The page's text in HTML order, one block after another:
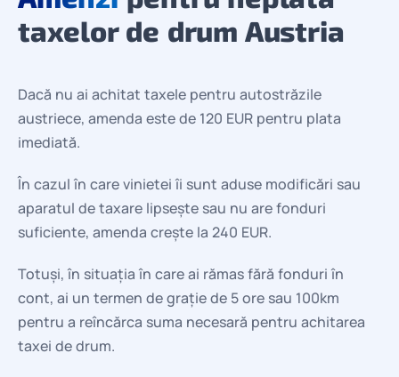
taxelor de drum Austria
Dacă nu ai achitat taxele pentru autostrăzile
austriece, amenda este de 120 EUR pentru plata
imediată.
În cazul în care vinietei îi sunt aduse modificări sau
aparatul de taxare lipsește sau nu are fonduri
suficiente, amenda crește la 240 EUR.
Totuși, în situația în care ai rămas fără fonduri în
cont, ai un termen de grație de 5 ore sau 100km
pentru a reîncărca suma necesară pentru achitarea
taxei de drum.